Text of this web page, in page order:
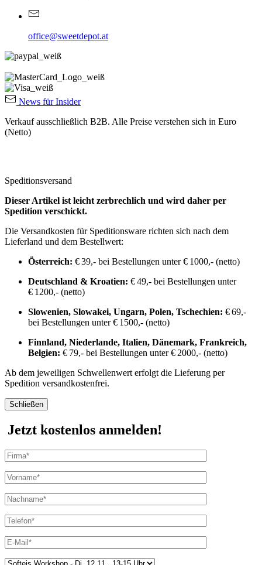
office@sweetdepot.at
News für Insider
Verkauf ausschließlich B2B. Alle Preise verstehen sich in Euro
(Netto)
Speditionsversand
Dieser Artikel ist leicht zerbrechlich und wird daher per
Spedition verschickt.
Die Versandkosten für Speditionsware richten sich nach dem
Lieferland und dem Bestellwert:
Österreich: € 39,- bei Bestellungen unter € 1000,- (netto)
Deutschland & Kroatien: € 49,- bei Bestellungen unter
€ 1200,- (netto)
Slowenien, Slowakei, Ungarn, Polen, Tschechien: € 69,-
bei Bestellungen unter € 1500,- (netto)
Finnland, Niederlande, Italien, Dänemark, Frankreich,
Belgien: € 79,- bei Bestellungen unter € 2000,- (netto)
Ab dem jeweiligen Schwellenwert erfolgt die Lieferung per
Spedition versandkostenfrei.
Schließen
Jetzt kostenlos anmelden!